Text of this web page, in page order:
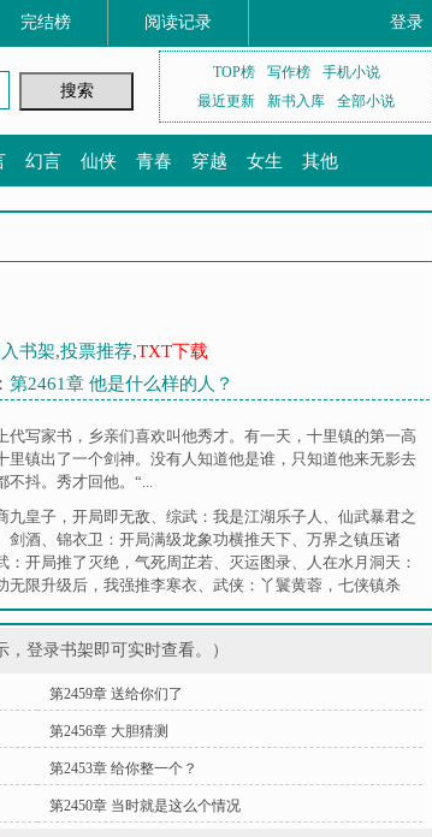
完结榜 阅读记录 登录
TOP榜 写作榜
手机小说
最近更新
新书入库 全部小说
幻言 仙侠 青春 穿越 女生 其他
书架,投票推荐,TXT下载
第2461章 他是什么样的人？
写家书，乡亲们喜欢叫他秀才。有一天，十里镇的第一高
镇出了一个剑神。没有人知道他是谁，只知道他来无影去
不抖。秀才回他。“...
九皇子，开局即无敌、 综武：我是江湖乐子人 、 仙武暴君之
剑酒、 锦衣卫：开局满级龙象功横推天下、 万界之镇压诸
：开局推了灭绝，气死周芷若、 灭运图录、
人在水月洞天：
无限升级后，我强推李寒衣、 武侠：丫鬟黄蓉，七侠镇杀
登录书架即可实时查看。）
第2459章 送给你们了
第2456章 大胆猜测
第2453章 给你整一个？
第2450章 当时就是这么个情况